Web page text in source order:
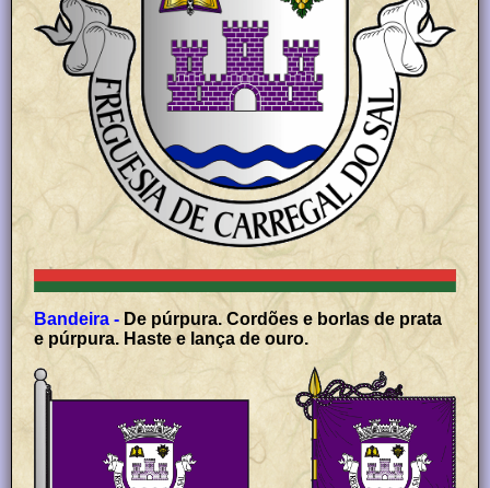
Bandeira - De púrpura. Cordões e borlas de prata
e púrpura. Haste e lança de ouro.